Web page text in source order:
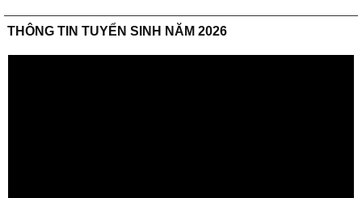
THÔNG TIN TUYỂN SINH NĂM 2026